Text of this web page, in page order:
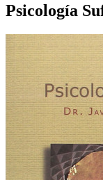
Psicología